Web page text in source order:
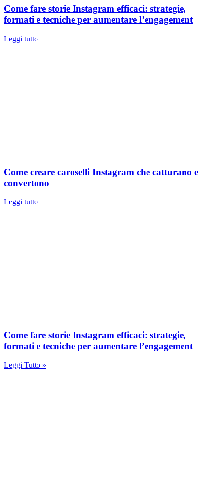
Come fare storie Instagram efficaci: strategie,
formati e tecniche per aumentare l’engagement
Leggi tutto
Come creare caroselli Instagram che catturano e
convertono
Leggi tutto
Come fare storie Instagram efficaci: strategie,
formati e tecniche per aumentare l’engagement
Leggi Tutto »